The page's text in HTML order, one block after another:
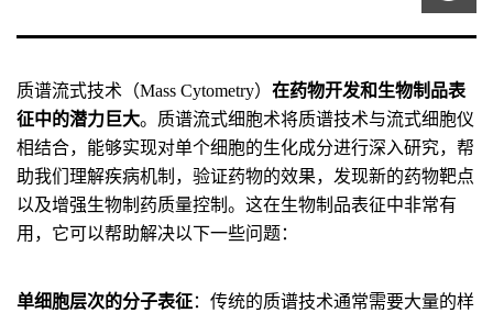
质谱流式技术（Mass Cytometry） 在药物开发和生物制品表
征中的潜力巨大。质谱流式细胞术将质谱技术与流式细胞仪
相结合，能够实现对单个细胞的生化成分进行深入研究，帮
助我们理解疾病机制，验证药物的效果，发现新的药物靶点
以及增强生物制药质量控制。这在生物制品表征中非常有
用，它可以帮助解决以下一些问题：
单细胞层次的分子表征：传统的质谱技术通常需要大量的样